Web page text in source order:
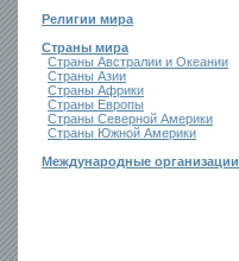
Религии мира
Страны мира
Страны Австралии и Океании
Страны Азии
Страны Африки
Страны Европы
Страны Северной Америки
Страны Южной Америки
Международные организации